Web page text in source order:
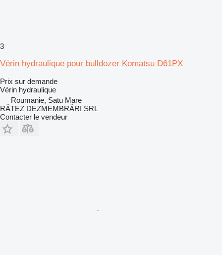
3
Vérin hydraulique pour bulldozer Komatsu D61PX
Prix sur demande
Vérin hydraulique
Roumanie, Satu Mare
RĂTEZ DEZMEMBRĂRI SRL
Contacter le vendeur